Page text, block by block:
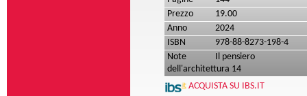
Prezzo
19.00
Anno
2024
ISBN
978-88-8273-198-4
Note
Il pensiero
dell'architettura 14
ACQUISTA SU IBS.IT